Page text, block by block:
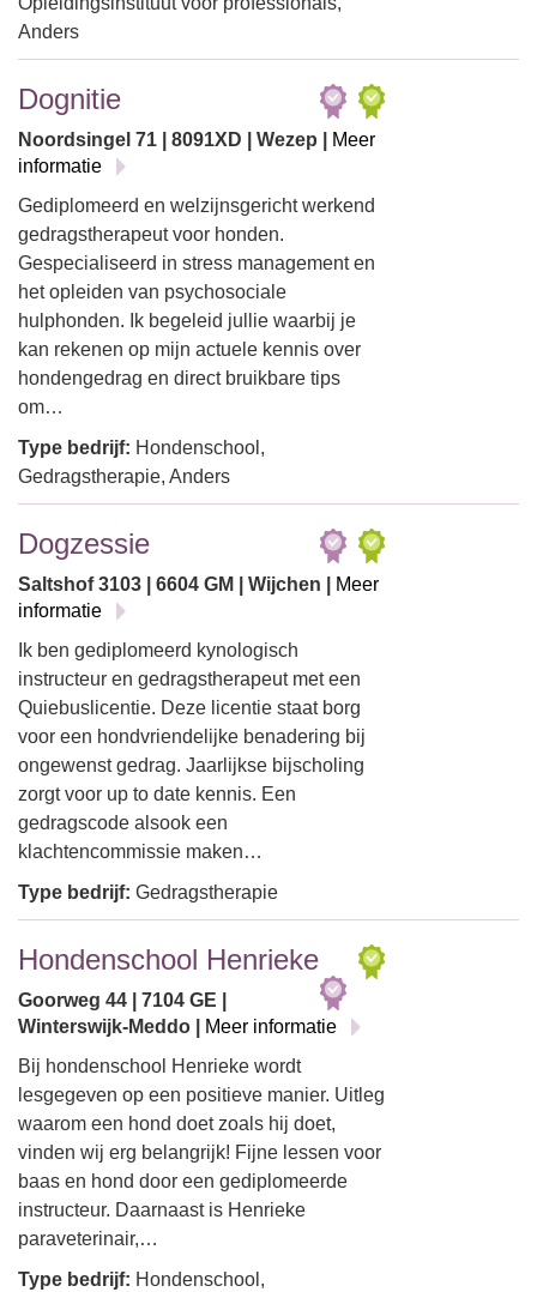
Anders
Dognitie
Noordsingel 71 | 8091XD | Wezep |
Meer
informatie
Gediplomeerd en welzijnsgericht werkend
gedragstherapeut voor honden.
Gespecialiseerd in stress management en
het opleiden van psychosociale
hulphonden. Ik begeleid jullie waarbij je
kan rekenen op mijn actuele kennis over
hondengedrag en direct bruikbare tips
om…
Type bedrijf: Hondenschool,
Gedragstherapie, Anders
Dogzessie
Saltshof 3103 | 6604 GM | Wijchen |
Meer
informatie
Ik ben gediplomeerd kynologisch
instructeur en gedragstherapeut met een
Quiebuslicentie. Deze licentie staat borg
voor een hondvriendelijke benadering bij
ongewenst gedrag. Jaarlijkse bijscholing
zorgt voor up to date kennis. Een
gedragscode alsook een
klachtencommissie maken…
Type bedrijf: Gedragstherapie
Hondenschool Henrieke
Goorweg 44 | 7104 GE |
Winterswijk-Meddo |
Meer informatie
Bij hondenschool Henrieke wordt
lesgegeven op een positieve manier. Uitleg
waarom een hond doet zoals hij doet,
vinden wij erg belangrijk! Fijne lessen voor
baas en hond door een gediplomeerde
instructeur. Daarnaast is Henrieke
paraveterinair,…
Type bedrijf: Hondenschool,